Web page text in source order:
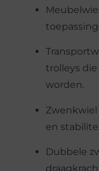
trolleys
worden.
en
Dubbele